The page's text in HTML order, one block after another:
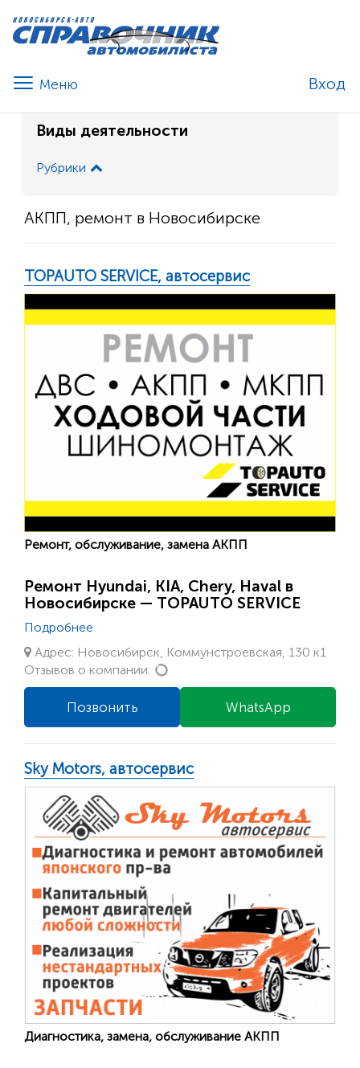
Вход
Виды деятельности
Рубрики
АКПП, ремонт в Новосибирске
TOPAUTO SERVICE, автосервис
Ремонт, обслуживание, замена АКПП
Ремонт Hyundai, KIA, Chery, Haval в
Новосибирске — TOPAUTO SERVICE
Подробнее
Адрес: Новосибирск, Коммунстроевская, 130 к1
Отзывов о компании:
WhatsApp
Позвонить
Sky Motors, автосервис
Диагностика, замена, обслуживание АКПП